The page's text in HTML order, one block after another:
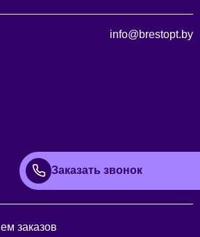
info@brestopt.by
Заказать звонок
заказов